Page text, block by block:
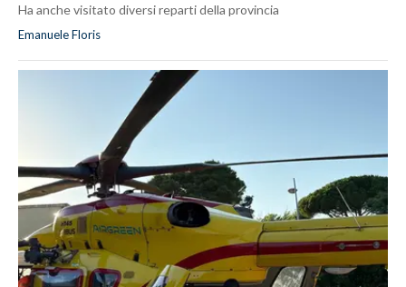
Ha anche visitato diversi reparti della provincia
Emanuele Floris